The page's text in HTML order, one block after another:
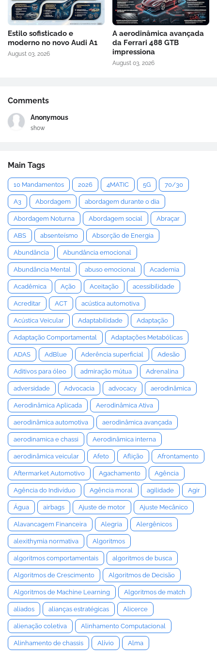
Estilo sofisticado e
moderno no novo Audi A1
August 03, 2026
A aerodinâmica avançada
da Ferrari 488 GTB
impressiona
August 03, 2026
Comments
Anonymous
show
Main Tags
10 Mandamentos 2026 4MATIC 5G 70/30
A3 Abordagem abordagem durante o dia
Abordagem Noturna Abordagem social Abraçar
ABS absenteísmo Absorção de Energia
Abundância Abundância emocional
Abundância Mental abuso emocional Academia
Acadêmica Ação Aceitação acessibilidade
Acreditar ACT acústica automotiva
Acústica Veicular Adaptabilidade Adaptação
Adaptação Comportamental Adaptações Metabólicas
ADAS AdBlue Aderência superficial Adesão
Aditivos para óleo admiração mútua Adrenalina
adversidade Advocacia advocacy aerodinâmica
Aerodinâmica Aplicada Aerodinâmica Ativa
aerodinâmica automotiva aerodinâmica avançada
aerodinamica e chassi Aerodinâmica interna
aerodinâmica veicular Afeto Aflição Afrontamento
Aftermarket Automotivo Agachamento Agência
Agência do Indivíduo Agência moral agilidade Agir
Água airbags Ajuste de motor Ajuste Mecânico
Alavancagem Financeira Alegria Alergênicos
alexithymia normativa Algoritmos
algoritmos comportamentais algoritmos de busca
Algoritmos de Crescimento Algoritmos de Decisão
Algoritmos de Machine Learning Algoritmos de match
aliados alianças estratégicas Alicerce
alienação coletiva Alinhamento Computacional
Alinhamento de chassis Alívio Alma